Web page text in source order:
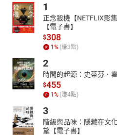
1
正念殺機【NETFLIX影
【電子書】
$308
1% (賺3點)
2
時間的起源：史蒂芬．
$455
1% (賺4點)
3
階級與品味：隱藏在文
望【電子書】